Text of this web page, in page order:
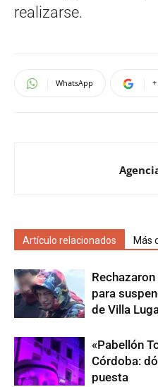
realizarse.
WhatsApp
Artículo relacionados Más
para
de Villa
«Pabellón
Córdoba:
puesta